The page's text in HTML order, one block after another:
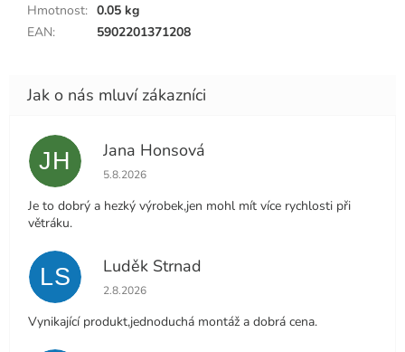
Hmotnost: 0.05 kg
EAN: 5902201371208
JH Jana Honsová
Hodnocení obchodu je 5 z 5 hvězdiček.
5.8.2026
Je to dobrý a hezký výrobek,jen mohl mít více rychlosti při
větráku.
LS Luděk Strnad
Hodnocení obchodu je 5 z 5 hvězdiček.
2.8.2026
Vynikající produkt,jednoduchá montáž a dobrá cena.